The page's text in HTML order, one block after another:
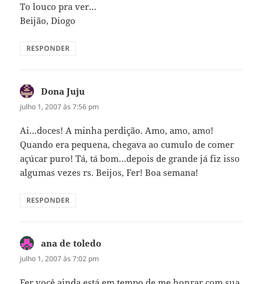
To louco pra ver…
Beijão, Diogo
RESPONDER
Dona Juju
julho 1, 2007 às 7:56 pm
Ai…doces! A minha perdição. Amo, amo, amo!
Quando era pequena, chegava ao cumulo de comer
açúcar puro! Tá, tá bom…depois de grande já fiz isso
algumas vezes rs. Beijos, Fer! Boa semana!
RESPONDER
ana de toledo
julho 1, 2007 às 7:02 pm